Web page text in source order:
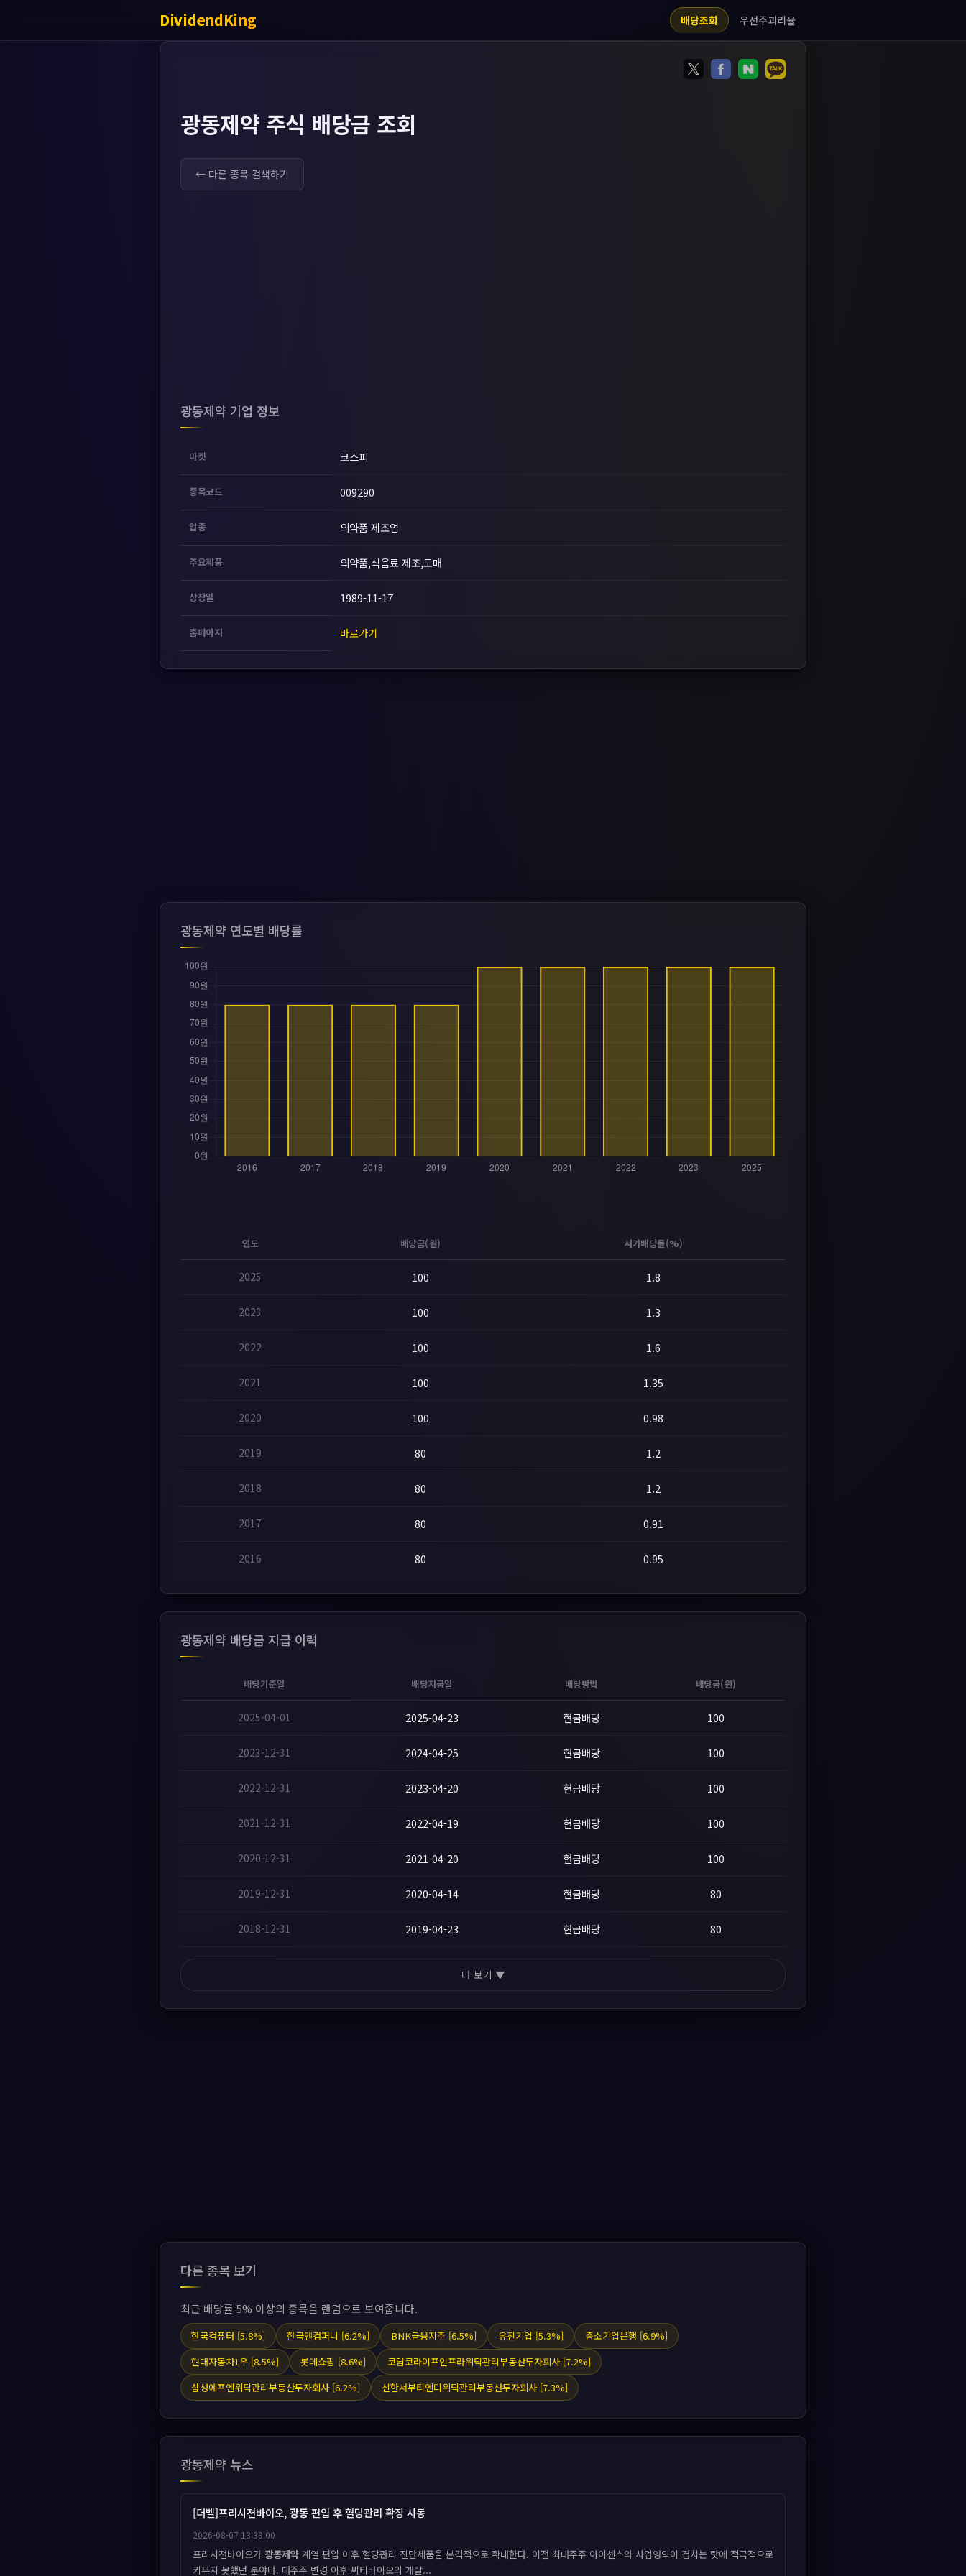
DividendKing 배당조회 우선주괴리율
광동제약 주식 배당금 조회
← 다른 종목 검색하기
광동제약 기업 정보
마켓 코스피
종목코드 009290
업종 의약품 제조업
주요제품 의약품,식음료 제조,도매
상장일 1989-11-17
홈페이지 바로가기
광동제약 연도별 배당률
연도 배당금(원) 시가배당률(%)
2025 100 1.8
2023 100 1.3
2022 100 1.6
2021 100 1.35
2020 100 0.98
2019 80 1.2
2018 80 1.2
2017 80 0.91
2016 80 0.95
광동제약 배당금 지급 이력
배당기준일 배당지급일 배당방법 배당금(원)
2025-04-01 2025-04-23 현금배당 100
2023-12-31 2024-04-25 현금배당 100
2022-12-31 2023-04-20 현금배당 100
2021-12-31 2022-04-19 현금배당 100
2020-12-31 2021-04-20 현금배당 100
2019-12-31 2020-04-14 현금배당 80
2018-12-31 2019-04-23 현금배당 80
더 보기 ▼
다른 종목 보기
최근 배당률 5% 이상의 종목을 랜덤으로 보여줍니다.
한국컴퓨터 [5.8%] 한국앤컴퍼니 [6.2%] BNK금융지주 [6.5%] 유진기업 [5.3%]
중소기업은행 [6.9%]
현대자동차1우 [8.5%]
롯데쇼핑 [8.6%]
코람코라이프인프라위탁관리부동산투자회사 [7.2%]
삼성에프엔위탁관리부동산투자회사 [6.2%]
신한서부티엔디위탁관리부동산투자회사 [7.3%]
광동제약 뉴스
[더벨]프리시젼바이오,광동편입 후 혈당관리 확장 시동
2026-08-07 13:38:00
프리시젼바이오가 광동제약 계열 편입 이후 혈당관리 진단제품을 본격적으로 확대한다. 이전 최대주주 아이센스와 사업영역이 겹치는 탓에 적극적으로
키우지 못했던 분야다. 대주주 변경 이후 씨티바이오의 개발...